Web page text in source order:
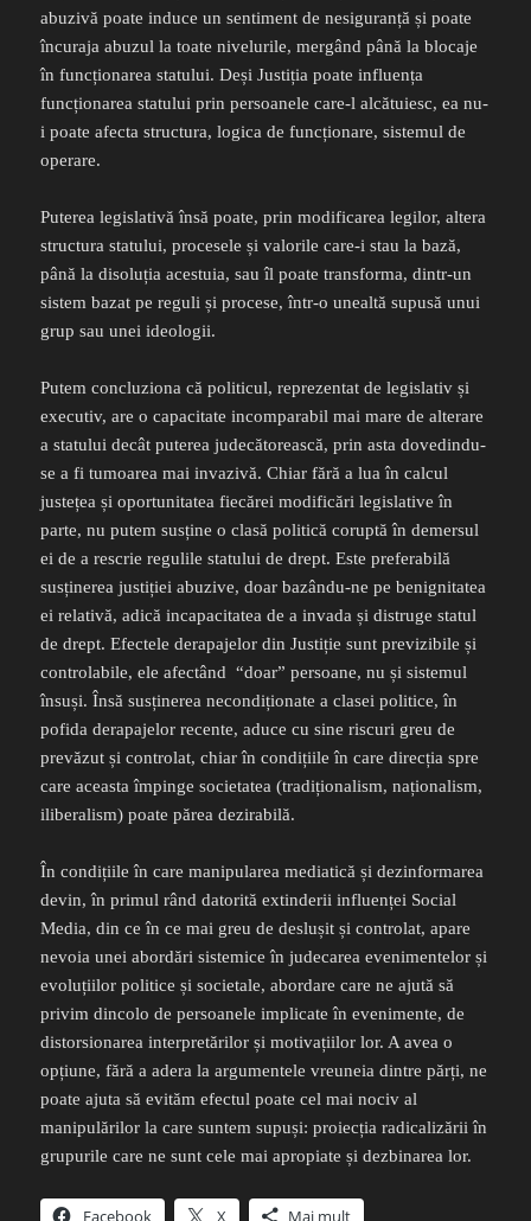
abuzivă poate induce un sentiment de nesiguranță și poate
încuraja abuzul la toate nivelurile, mergând până la blocaje
în funcționarea statului. Deși Justiția poate influența
funcționarea statului prin persoanele care-l alcătuiesc, ea nu-
i poate afecta structura, logica de funcționare, sistemul de
operare.
Puterea legislativă însă poate, prin modificarea legilor, altera
structura statului, procesele și valorile care-i stau la bază,
până la disoluția acestuia, sau îl poate transforma, dintr-un
sistem bazat pe reguli și procese, într-o unealtă supusă unui
grup sau unei ideologii.
Putem concluziona că politicul, reprezentat de legislativ și
executiv, are o capacitate incomparabil mai mare de alterare
a statului decât puterea judecătorească, prin asta dovedindu-
se a fi tumoarea mai invazivă. Chiar fără a lua în calcul
justețea și oportunitatea fiecărei modificări legislative în
parte, nu putem susține o clasă politică coruptă în demersul
ei de a rescrie regulile statului de drept. Este preferabilă
susținerea justiției abuzive, doar bazându-ne pe benignitatea
ei relativă, adică incapacitatea de a invada și distruge statul
de drept. Efectele derapajelor din Justiție sunt previzibile și
controlabile, ele afectând “doar” persoane, nu și sistemul
însuși. Însă susținerea necondiționate a clasei politice, în
pofida derapajelor recente, aduce cu sine riscuri greu de
prevăzut și controlat, chiar în condițiile în care direcția spre
care aceasta împinge societatea (tradiționalism, naționalism,
iliberalism) poate părea dezirabilă.
În condițiile în care manipularea mediatică și dezinformarea
devin, în primul rând datorită extinderii influenței Social
Media, din ce în ce mai greu de deslușit și controlat, apare
nevoia unei abordări sistemice în judecarea evenimentelor și
evoluțiilor politice și societale, abordare care ne ajută să
privim dincolo de persoanele implicate în evenimente, de
distorsionarea interpretărilor și motivațiilor lor. A avea o
opțiune, fără a adera la argumentele vreuneia dintre părți, ne
poate ajuta să evităm efectul poate cel mai nociv al
manipulărilor la care suntem supuși: proiecția radicalizării în
grupurile care ne sunt cele mai apropiate și dezbinarea lor.
Facebook X Mai mult